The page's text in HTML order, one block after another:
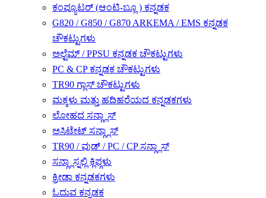
ಕಂಪ್ಯೂಟರ್ (ಆಂಟಿ-ಬ್ಲೂ ) ಕನ್ನಡಕ
G820 / G850 / G870 ARKEMA / EMS ಕನ್ನಡಕ
ಚೌಕಟ್ಟುಗಳು
ಅಲ್ಟೆಮ್ / PPSU ಕನ್ನಡಕ ಚೌಕಟ್ಟುಗಳು
PC & CP ಕನ್ನಡಕ ಚೌಕಟ್ಟುಗಳು
TR90 ಗ್ಲಾಸ್ ಚೌಕಟ್ಟುಗಳು
ಮಕ್ಕಳು ಮತ್ತು ಹದಿಹರೆಯದ ಕನ್ನಡಕಗಳು
ಲೋಹದ ಸನ್ಗ್ಲಾಸ್
ಅಸಿಟೇಟ್ ಸನ್ಗ್ಲಾಸ್
TR90 / ವುಡ್ / PC / CP ಸನ್ಗ್ಲಾಸ್
ಸನ್ಗ್ಲಾಸ್ನಲ್ಲಿ ಕ್ಲಿಪ್ಗಳು
ಕ್ರೀಡಾ ಕನ್ನಡಕಗಳು
ಓದುವ ಕನ್ನಡಕ